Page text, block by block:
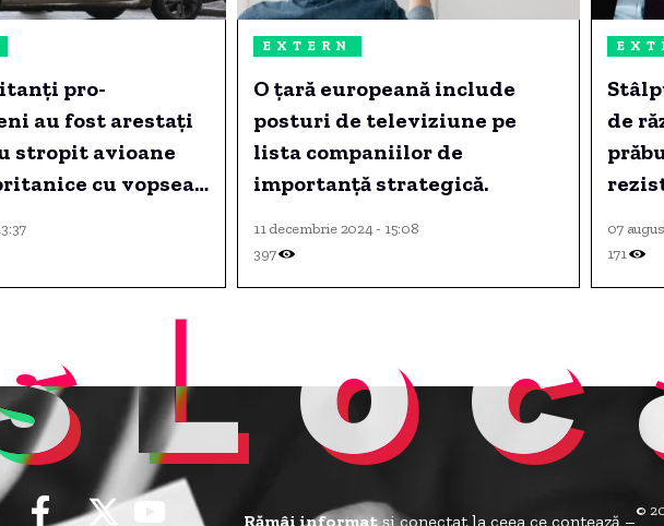
pro-
au fost arestați
stropit avioane
cu vopsea
EXTERN
O țară europeană include
posturi de televiziune pe
lista companiilor de
importanță strategică.
11 decembrie 2024 - 15:08
397
de
07
171
Rămâi informatși conectat la ceea ce contează –
©